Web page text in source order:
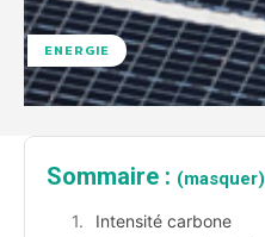
ENERGIE
Sommaire : (masquer)
Intensité carbone